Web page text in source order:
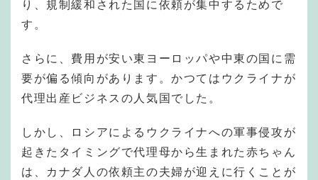
り、規制緩和された国に依頼が集中するためで
す。
さらに、費用が安い東ヨーロッパや中東の国に需
要が偏る傾向があります。かつてはウクライナが
代理出産ビジネスの人気国でした。
しかし、ロシアによるウクライナへの軍事侵攻が
起きたタイミングで代理母から生まれた赤ちゃん
は、カナダ人の依頼主の夫婦が迎えに行くことが